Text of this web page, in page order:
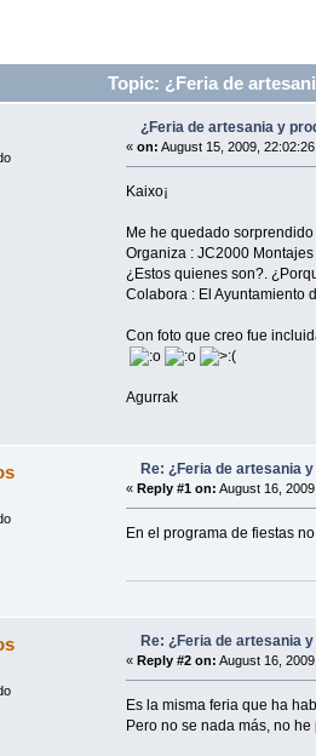
Topic: ¿Feria de
¿Feria de artesania y
« on: August 15, 2009,
Kaixo¡
Me he quedado
Organiza : JC2000
¿Estos quienes son?.
Colabora : El Ayuntamiento
Con foto que creo fue
Agurrak
Re: ¿Feria de artesania
« Reply #1 on: August 16,
En el programa de fiestas
Re: ¿Feria de artesania
« Reply #2 on: August 16,
Es la misma feria que ha
Pero no se nada más, no he